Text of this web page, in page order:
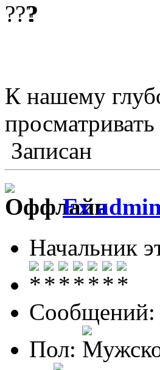
?
К нашему
Записан
Ex
Начальник
Сообщений:
Пол: